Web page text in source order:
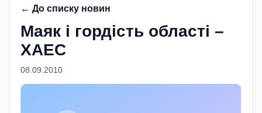
← До списку новин
Маяк і гордість області –
ХАЕС
08.09.2010